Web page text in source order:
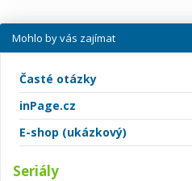
Mohlo by vás zajímat
Časté otázky
inPage.cz
E-shop (ukázkový)
Seriály